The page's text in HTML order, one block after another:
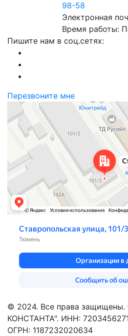
Тюмень
Ставропольская улица, 101/3 — Яндекс
98-58
Электронная
Время работы:
Пишите нам в соц.сетях:
Перезвоните мне
© 2024. Все права
КОНСТАНТА". ИНН:
ОГРН: 1187232020634